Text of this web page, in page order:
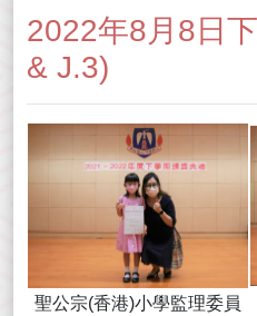
2022年8月8日
& J.3)
聖公宗(香港)小學監理委員